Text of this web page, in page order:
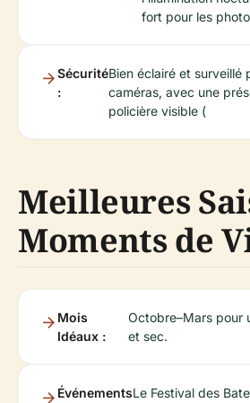
fort pour les
Sécurité
:
Bien éclairé et surveillé
caméras, avec une
policière visible (
Meilleures
Moments de
Mois
Idéaux :
Octobre–Mars pour
et sec.
ÉvénementsLe Festival des